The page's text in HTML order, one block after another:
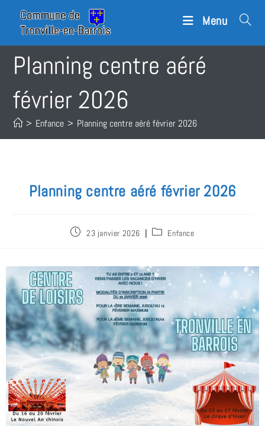
Menu
Planning centre aéré
février 2026
> Enfance > Planning centre aéré février 2026
Planning centre aéré février 2026
23 janvier 2026 Enfance